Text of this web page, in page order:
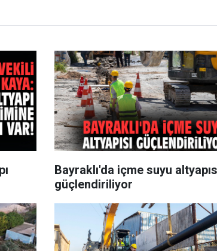
Bayraklı'da içme suyu
güçlendiriliyor